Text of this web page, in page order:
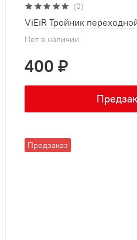
(0)
Нет в наличии
Предзаказ
400 ₽
ViEiR Тройник